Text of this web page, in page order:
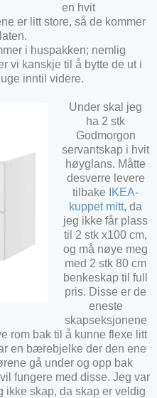
en hvit
er litt store, så de kommer
i huspakken; nemlig
vi kanskje til å bytte de ut i
inntil videre.
Under skal jeg
ha 2 stk
Godmorgon
servantskap i hvit
høyglans. Måtte
desverre levere
tilbake
IKEA-
kuppet mitt, da
jeg ikke får plass
til 2 stk x100 cm,
og må nøye meg
med 2 stk 80 cm
benkeskap til full
pris. Disse er de
eneste
skapseksjonene
rom bak til å kunne flexe litt
en bærebjelke der den ene
gå under og opp bak
fungere med disse. Jeg var
ikke skap, da skap er veldig